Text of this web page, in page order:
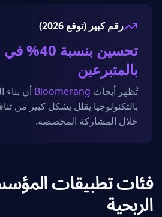
رقم كبير (توقع 2026)
تحسين
بالمتبرعين
تُظهر أبحاث Bloomerang أن بناء
بالتكنولوجيا يقلل بشكل كبير من
خلال المشاركة المخصصة.
فئات تطبيقات
الربحية